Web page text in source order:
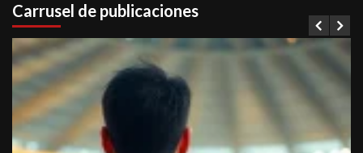
entradas
Carrusel de publicaciones